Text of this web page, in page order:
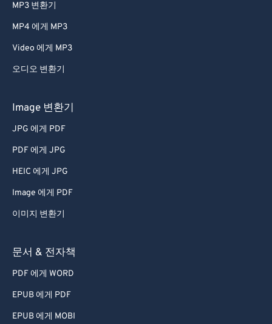
MP3 변환기
MP4 에게 MP3
Video 에게 MP3
오디오 변환기
Image 변환기
JPG 에게 PDF
PDF 에게 JPG
HEIC 에게 JPG
Image 에게 PDF
이미지 변환기
문서 & 전자책
PDF 에게 WORD
EPUB 에게 PDF
EPUB 에게 MOBI